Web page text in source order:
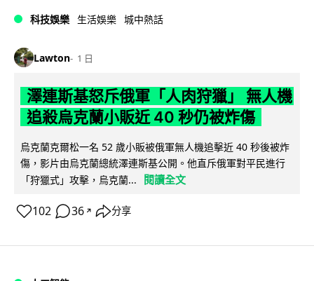
科技娛樂 生活娛樂 城中熱話
Lawton 1 日
澤連斯基怒斥俄軍「人肉狩獵」 無人機
追殺烏克蘭小販近 40 秒仍被炸傷
烏克蘭克爾松一名 52 歲小販被俄軍無人機追擊近 40 秒後被炸
傷，影片由烏克蘭總統澤連斯基公開。他直斥俄軍對平民進行
「狩獵式」攻擊，烏克蘭...
閱讀全文
102 36 ↗ 分享